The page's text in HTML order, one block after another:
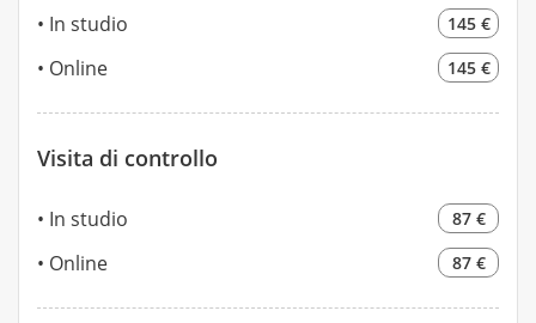
In studio 145 €
Online 145 €
Visita di controllo
In studio 87 €
Online 87 €